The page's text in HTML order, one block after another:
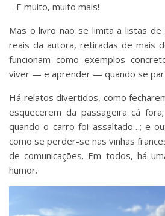
– E muito, muito mais!
Mas o livro não se limita a listas de
reais da autora, retiradas de mais
funcionam como exemplos
viver — e aprender — quando se
Há relatos divertidos, como
esquecerem da passageira cá
quando o carro foi assaltado…; e
como se perder-se nas vinhas
de comunicações. Em todos, há
humor.